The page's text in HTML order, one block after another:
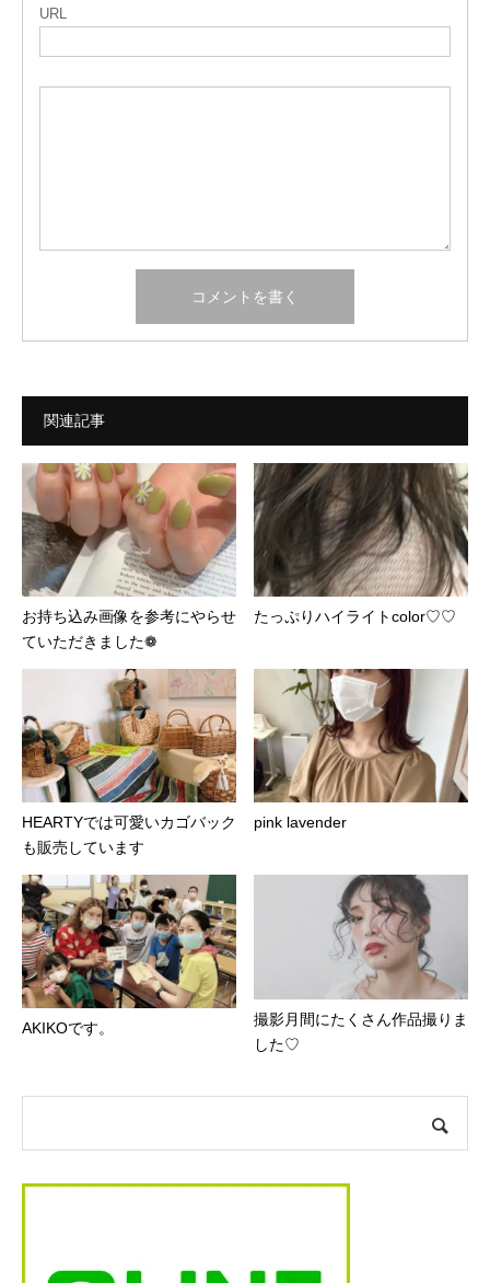
URL
関連記事
お持ち込み画像を参考にやらせ
ていただきました❁
たっぷりハイライトcolor♡♡
HEARTYでは可愛いカゴバック
も販売しています
pink lavender
AKIKOです。
撮影月間にたくさん作品撮りま
した♡